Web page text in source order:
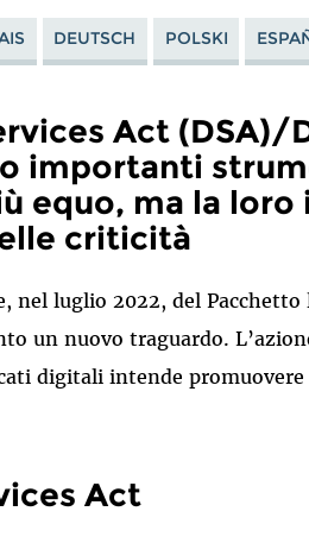
DEUTSCH POLSKI
Act
importanti
equo, ma la
criticità
nel luglio 2022, del
un nuovo traguardo.
digitali intende
Act